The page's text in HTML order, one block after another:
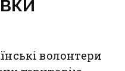
волонтери